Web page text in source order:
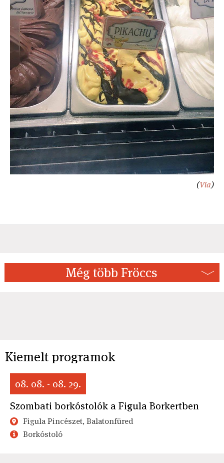
(Via)
Még több Fröccs
Kiemelt programok
08. 08. - 08. 29.
Szombati borkóstolók a Figula Borkertben
Figula Pincészet, Balatonfüred
Borkóstoló